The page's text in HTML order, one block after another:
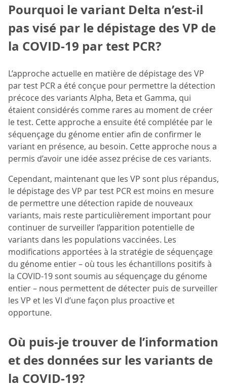
Pourquoi le variant Delta n’est-il
pas visé par le dépistage des VP de
la COVID-19 par test PCR?
L’approche actuelle en matière de dépistage des VP
par test PCR a été conçue pour permettre la détection
précoce des variants Alpha, Beta et Gamma, qui
étaient considérés comme rares au moment de créer
le test. Cette approche a ensuite été complétée par le
séquençage du génome entier afin de confirmer le
variant en présence, au besoin. Cette approche nous a
permis d’avoir une idée assez précise de ces variants.
Cependant, maintenant que les VP sont plus répandus,
le dépistage des VP par test PCR est moins en mesure
de permettre une détection rapide de nouveaux
variants, mais reste particulièrement important pour
continuer de surveiller l’apparition potentielle de
variants dans les populations vaccinées. Les
modifications apportées à la stratégie de séquençage
du génome entier – où tous les échantillons positifs à
la COVID-19 sont soumis au séquençage du génome
entier – nous permettent de détecter puis de surveiller
les VP et les VI d’une façon plus proactive et
opportune.
Où puis-je trouver de l’information
et des données sur les variants de
la COVID-19?